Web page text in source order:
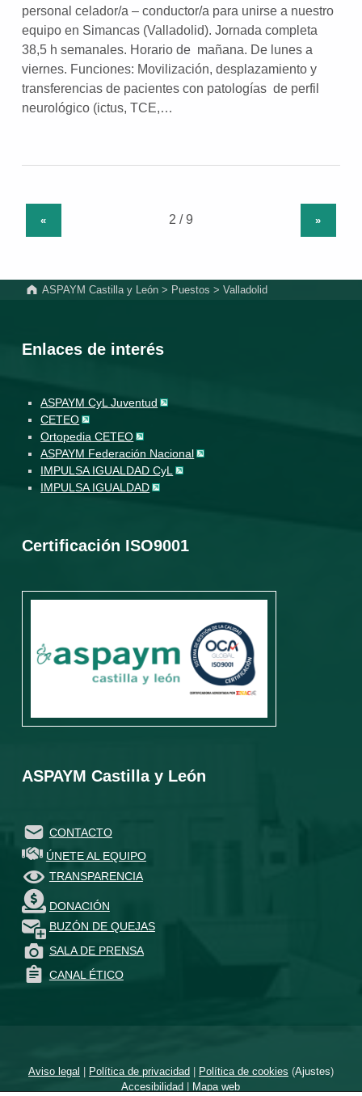
personal celador/a – conductor/a para unirse a nuestro
equipo en Simancas (Valladolid). Jornada completa
38,5 h semanales. Horario de mañana. De lunes a
viernes. Funciones: Movilización, desplazamiento y
transferencias de pacientes con patologías de perfil
neurológico (ictus, TCE,…
« »
ASPAYM Castilla y León > Puestos >Valladolid
Enlaces de interés
ASPAYM CyL Juventud
CETEO
Ortopedia CETEO
ASPAYM Federación Nacional
IMPULSA IGUALDAD CyL
IMPULSA IGUALDAD
Certificación ISO9001
ASPAYM Castilla y León
CONTACTO
ÚNETE AL EQUIPO
TRANSPARENCIA
DONACIÓN
BUZÓN DE QUEJAS
SALA DE PRENSA
CANAL ÉTICO
Aviso legal | Política de privacidad| Política de cookies (Ajustes)
Accesibilidad | Mapa web